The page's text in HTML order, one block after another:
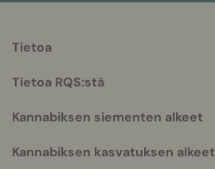
info
Tietoa
Tietoa RQS:stä
Kannabiksen siementen alkeet
Kannabiksen kasvatuksen alkeet